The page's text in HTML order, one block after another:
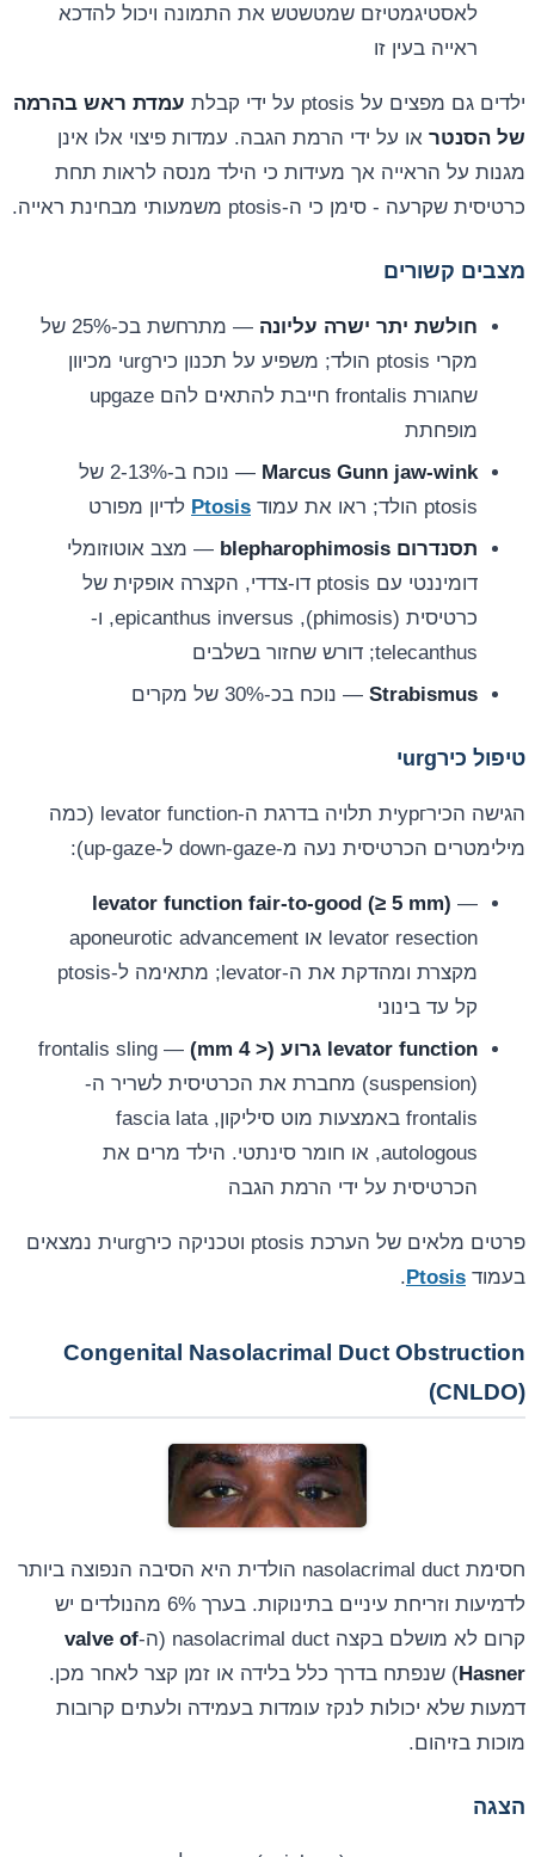
לאסטיגמטיזם שמטשטש את התמונה ויכול להדכא
ראייה בעין זו
ילדים גם מפצים על ptosis על ידי קבלת
עמדת ראש בהרמה
של הסנטר או על ידי הרמת הגבה. עמדות פיצוי אלו אינן
מגנות על הראייה אך מעידות כי הילד מנסה לראות תחת
כרטיסית שקרעה - סימן כי ה-ptosis משמעותי מבחינת ראייה.
מצבים קשורים
חולשת יתר ישרה עליונה
— מתרחשת בכ-25% של
מקרי ptosis הולד; משפיע על תכנון כירurgי מכיוון
שחגורת frontalis חייבת להתאים להם upgaze
מופחתת
Marcus Gunn jaw-wink
— נוכח ב-2-13% של
ptosis הולד; ראו את עמוד
Ptosis לדיון מפורט
תסנדרום blepharophimosis
— מצב אוטוזומלי
דומיננטי עם ptosis דו-צדדי, הקצרה אופקית של
כרטיסית (phimosis), epicanthus inversus, ו-
telecanthus; דורש שחזור בשלבים
Strabismus — נוכח בכ-30% של מקרים
טיפול כירurgי
הגישה הכירургית תלויה בדרגת ה-levator function (כמה
מילימטרים הכרטיסית נעה מ-down-gaze ל-up-gaze):
levator function fair-to-good (≥ 5 mm) —
levator resection או aponeurotic advancement
מקצרת ומהדקת את ה-levator; מתאימה ל-ptosis
קל עד בינוני
levator function גרוע (< 4 mm)
— frontalis sling
(suspension) מחברת את הכרטיסית לשריר ה-
frontalis באמצעות מוט סיליקון, fascia lata
autologous, או חומר סינתטי. הילד מרים את
הכרטיסית על ידי הרמת הגבה
פרטים מלאים של הערכת ptosis וטכניקה כירurgית נמצאים
בעמוד Ptosis
.
Congenital Nasolacrimal Duct Obstruction
(CNLDO)
חסימת nasolacrimal duct הולדית היא הסיבה הנפוצה ביותר
לדמיעות וזריחת עיניים בתינוקות. בערך 6% מהנולדים יש
קרום לא מושלם בקצה nasolacrimal duct (ה-
valve of
Hasner) שנפתח בדרך כלל בלידה או זמן קצר לאחר מכן.
דמעות שלא יכולות לנקז עומדות בעמידה ולעתים קרובות
מוכות בזיהום.
הצגה